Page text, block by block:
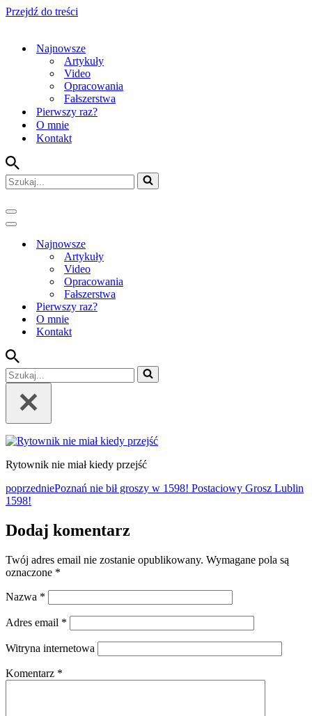
Przejdź do treści
Najnowsze
Artykuły
Video
Opracowania
Fałszerstwa
Pierwszy raz?
O mnie
Kontakt
Szukaj...
Menu
nawigacji
Menu
nawigacjiNajnowsze
Artykuły
Video
Opracowania
Fałszerstwa
Pierwszy raz?
O mnie
Kontakt
Szukaj...
Rytownik nie miał kiedy przejść
poprzedniePoznań nie bił groszy w 1598! Postaciowy Grosz Lublin
1598!
Dodaj komentarz
Twój adres email nie zostanie opublikowany. Wymagane pola są
oznaczone *
Nazwa *
Adres email *
Witryna internetowa
Komentarz *